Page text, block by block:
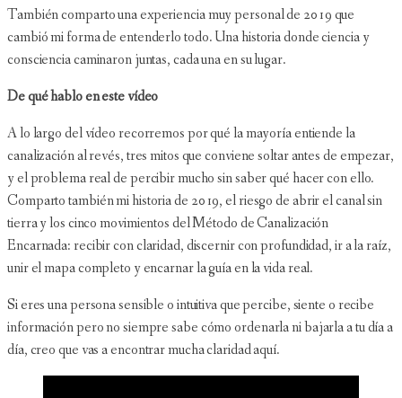
También comparto una experiencia muy personal de 2019 que
cambió mi forma de entenderlo todo. Una historia donde ciencia y
consciencia caminaron juntas, cada una en su lugar.
De qué hablo en este vídeo
A lo largo del vídeo recorremos por qué la mayoría entiende la
canalización al revés, tres mitos que conviene soltar antes de empezar,
y el problema real de percibir mucho sin saber qué hacer con ello.
Comparto también mi historia de 2019, el riesgo de abrir el canal sin
tierra y los cinco movimientos del Método de Canalización
Encarnada: recibir con claridad, discernir con profundidad, ir a la raíz,
unir el mapa completo y encarnar la guía en la vida real.
Si eres una persona sensible o intuitiva que percibe, siente o recibe
información pero no siempre sabe cómo ordenarla ni bajarla a tu día a
día, creo que vas a encontrar mucha claridad aquí.